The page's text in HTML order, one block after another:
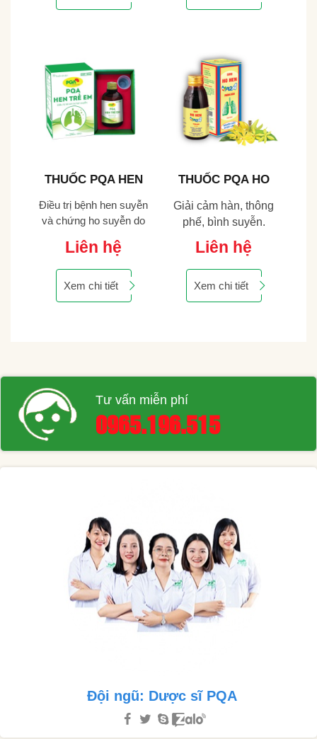
THUỐC PQA HEN
Điều trị bệnh hen suyễn
và chứng ho suyễn do
trệ
Liên hệ
Xem chi tiết
THUỐC PQA HO
HEN PHONG HÀN
Giải cảm hàn, thông
phế, bình suyễn.
Liên hệ
Xem chi tiết
Tư vấn miễn phí
0965.196.515
Đội ngũ: Dược sĩ PQA